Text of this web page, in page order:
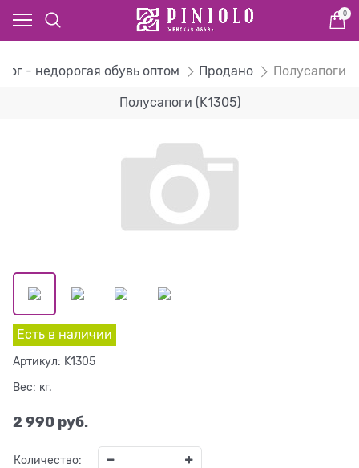
0
- недорогая обувь оптом Продано Полусапоги
Полусапоги (K1305)
Есть в наличии
Артикул: K1305
Вес: кг.
2 990 руб.
Количество: